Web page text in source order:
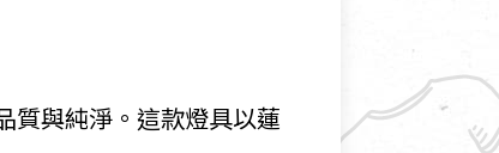
質與純淨。這款燈具以蓮